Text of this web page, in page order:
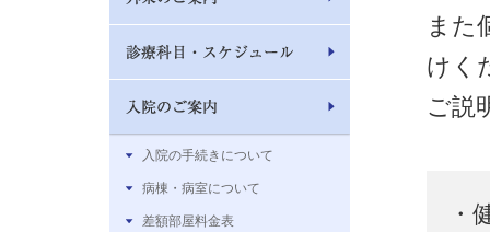
入院の手続きについて
病棟・病室について
差額部屋料金表
また
けく
ご説
・